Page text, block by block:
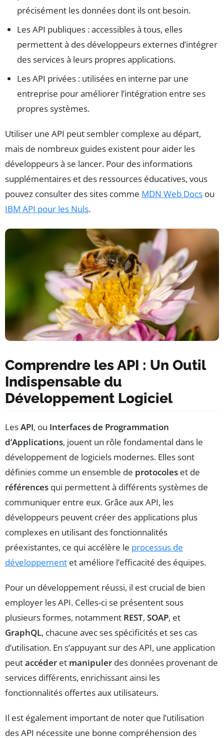
précisément les données dont ils ont besoin.
Les API publiques : accessibles à tous, elles
permettent à des développeurs externes d’intégrer
des services à leurs propres applications.
Les API privées : utilisées en interne par une
entreprise pour améliorer l’intégration entre ses
propres systèmes.
Utiliser une API peut sembler complexe au départ,
mais de nombreux guides existent pour aider les
développeurs à se lancer. Pour des informations
supplémentaires et des ressources éducatives, vous
pouvez consulter des sites comme MDN Web Docs ou
IBM API pour les Nuls.
Comprendre les API : Un Outil
Indispensable du
Développement Logiciel
LesAPI, ou Interfaces de Programmation
d’Applications, jouent un rôle fondamental dans le
développement de logiciels modernes. Elles sont
définies comme un ensemble de protocoles et de
références qui permettent à différents systèmes de
communiquer entre eux. Grâce aux API, les
développeurs peuvent créer des applications plus
complexes en utilisant des fonctionnalités
préexistantes, ce qui accélère le processus de
développement et améliore l’efficacité des équipes.
Pour un développement réussi, il est crucial de bien
employer les API. Celles-ci se présentent sous
plusieurs formes, notamment REST, SOAP, et
GraphQL, chacune avec ses spécificités et ses cas
d’utilisation. En s’appuyant sur des API, une application
peutaccéder et manipuler des données provenant de
services différents, enrichissant ainsi les
fonctionnalités offertes aux utilisateurs.
Il est également important de noter que l’utilisation
des API nécessite une bonne compréhension des